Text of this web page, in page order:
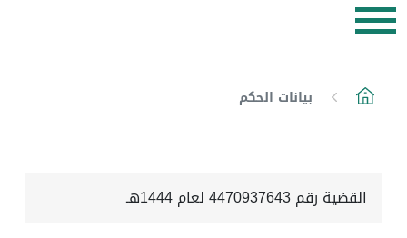
بيانات الحكم
القضية رقم 4470937643 لعام 1444هـ